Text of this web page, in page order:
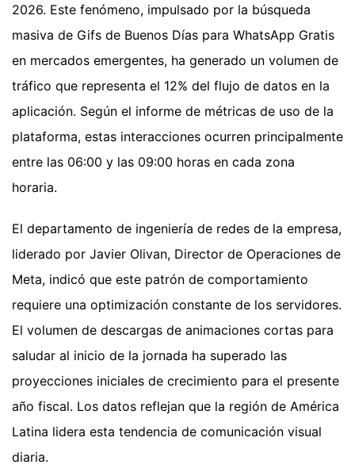
2026. Este fenómeno, impulsado por la búsqueda
masiva de Gifs de Buenos Días para WhatsApp Gratis
en mercados emergentes, ha generado un volumen de
tráfico que representa el 12% del flujo de datos en la
aplicación. Según el informe de métricas de uso de la
plataforma, estas interacciones ocurren principalmente
entre las 06:00 y las 09:00 horas en cada zona
horaria.
El departamento de ingeniería de redes de la empresa,
liderado por Javier Olivan, Director de Operaciones de
Meta, indicó que este patrón de comportamiento
requiere una optimización constante de los servidores.
El volumen de descargas de animaciones cortas para
saludar al inicio de la jornada ha superado las
proyecciones iniciales de crecimiento para el presente
año fiscal. Los datos reflejan que la región de América
Latina lidera esta tendencia de comunicación visual
diaria.